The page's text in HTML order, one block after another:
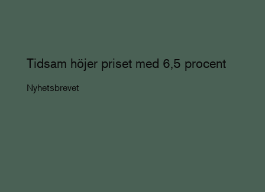
Tidsam höjer priset med 6,5 procent
Nyhetsbrevet